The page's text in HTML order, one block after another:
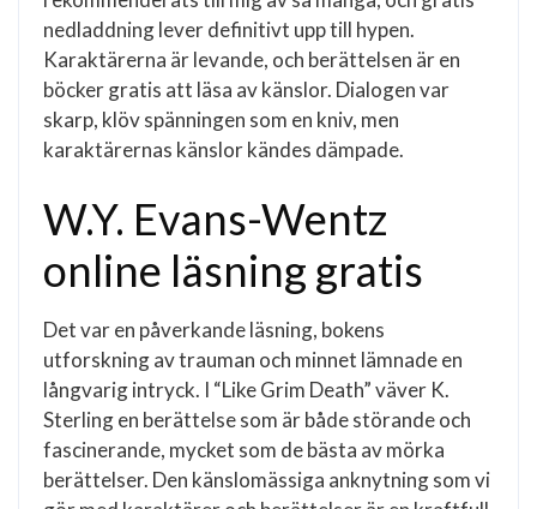
nedladdning lever definitivt upp till hypen.
Karaktärerna är levande, och berättelsen är en
böcker gratis att läsa av känslor. Dialogen var
skarp, klöv spänningen som en kniv, men
karaktärernas känslor kändes dämpade.
W.Y. Evans-Wentz
online läsning gratis
Det var en påverkande läsning, bokens
utforskning av trauman och minnet lämnade en
långvarig intryck. I “Like Grim Death” väver K.
Sterling en berättelse som är både störande och
fascinerande, mycket som de bästa av mörka
berättelser. Den känslomässiga anknytning som vi